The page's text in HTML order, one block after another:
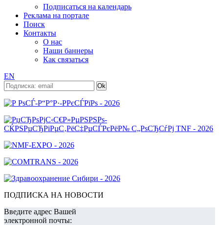
Подписаться на календарь
Реклама на портале
Поиск
Контакты
О нас
Наши баннеры
Как связаться
EN
ПОДПИСКА НА НОВОСТИ
Введите адрес Вашей
электронной почты: